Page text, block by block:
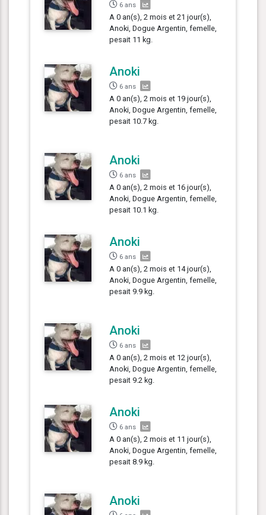
6 ans
A 0 an(s), 2 mois et 21 jour(s),
Anoki, Dogue Argentin, femelle,
pesait 11 kg.
Anoki
6 ans
A 0 an(s), 2 mois et 19 jour(s),
Anoki, Dogue Argentin, femelle,
pesait 10.7 kg.
Anoki
6 ans
A 0 an(s), 2 mois et 16 jour(s),
Anoki, Dogue Argentin, femelle,
pesait 10.1 kg.
Anoki
6 ans
A 0 an(s), 2 mois et 14 jour(s),
Anoki, Dogue Argentin, femelle,
pesait 9.9 kg.
Anoki
6 ans
A 0 an(s), 2 mois et 12 jour(s),
Anoki, Dogue Argentin, femelle,
pesait 9.2 kg.
Anoki
6 ans
A 0 an(s), 2 mois et 11 jour(s),
Anoki, Dogue Argentin, femelle,
pesait 8.9 kg.
Anoki